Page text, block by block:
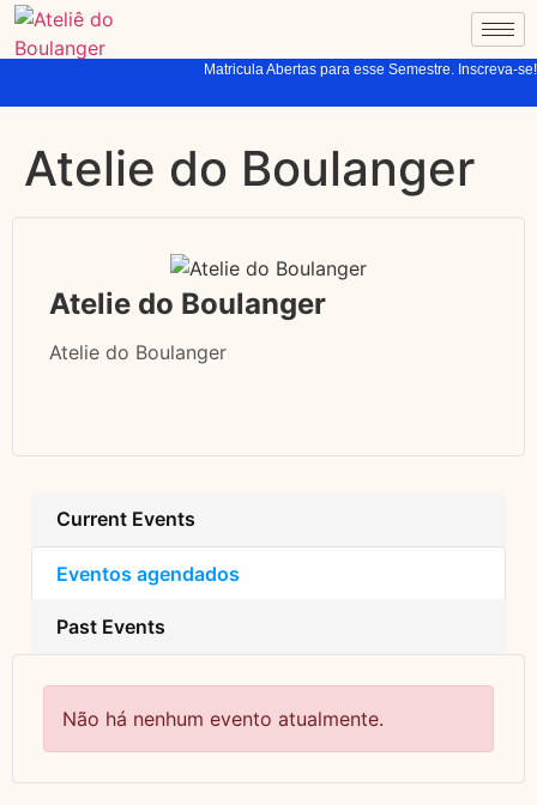
Matricula Abertas para esse Semestre. Inscreva-se!
Atelie do Boulanger
Atelie do Boulanger
Atelie do Boulanger
Current Events
Eventos agendados
Past Events
Não há nenhum evento atualmente.